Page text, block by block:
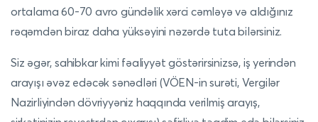
ortalama 60-70 avro gündəlik xərci cəmləyə və aldığınız
rəqəmdən biraz daha yüksəyini nəzərdə tuta bilərsiniz.
Siz əgər, sahibkar kimi fəaliyyət göstərirsinizsə, iş yerindən
arayışı əvəz edəcək sənədləri (VÖEN-in surəti, Vergilər
Nazirliyindən dövriyyəniz haqqında verilmiş arayış,